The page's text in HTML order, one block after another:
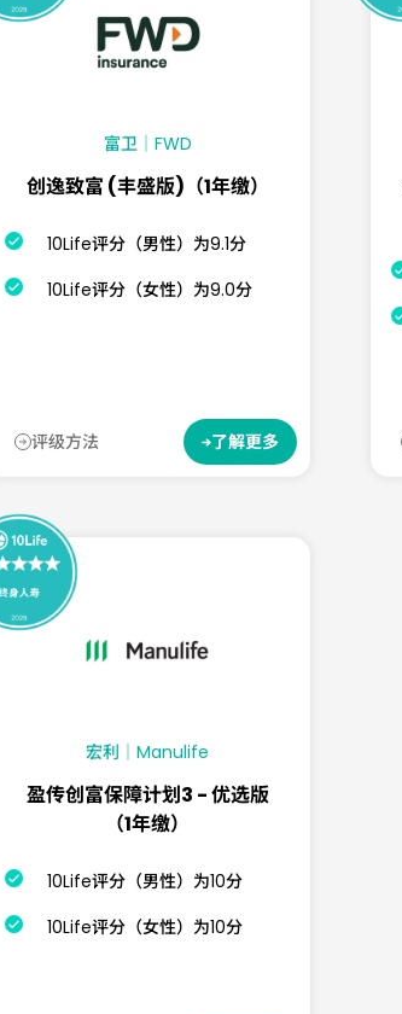
富卫｜FWD
创逸致富 (丰盛版)（1年缴）
10Life评分（男性）为9.1分
10Life评分（女性）为9.0分
评级方法 了解更多
宏利｜Manulife
盈传创富保障计划3 - 优选版
（1年缴）
10Life评分（男性）为10分
10Life评分（女性）为10分